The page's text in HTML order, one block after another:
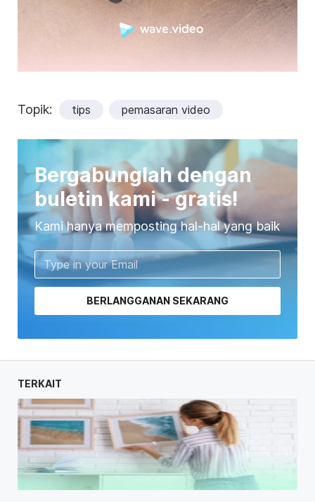
Topik: tips pemasaran video
Bergabunglah dengan
buletin kami - gratis!
Kami hanya memposting hal-hal yang baik
BERLANGGANAN SEKARANG
TERKAIT